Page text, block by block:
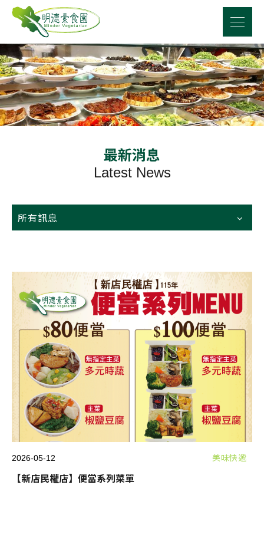
最新消息
Latest News
所有訊息
2026-05-12 美味快遞
【新店民權店】便當系列菜單